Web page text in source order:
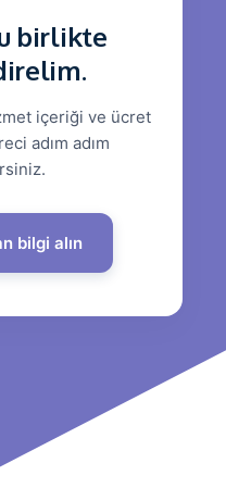
birlikte
içeriği ve ücret
adım adım
bilgi alın